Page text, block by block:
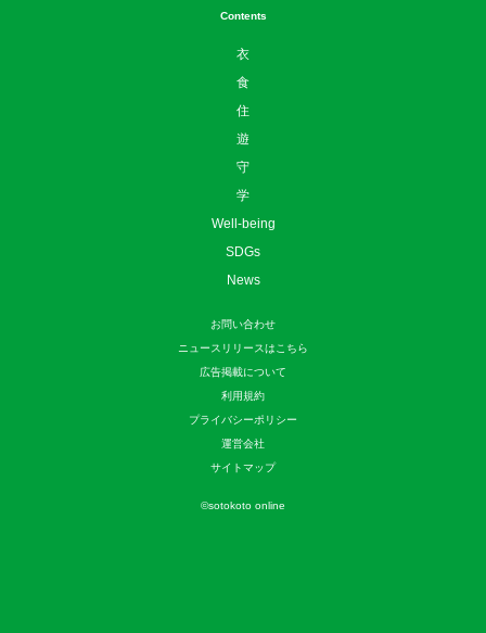
Contents
衣
食
住
遊
守
学
Well-being
SDGs
News
お問い合わせ
ニュースリリースはこちら
広告掲載について
利用規約
プライバシーポリシー
運営会社
サイトマップ
©sotokoto online